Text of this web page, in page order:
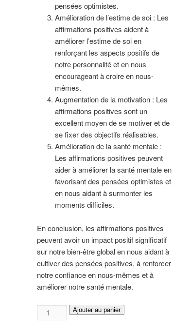
pensées optimistes.
Amélioration de l’estime de soi : Les
affirmations positives aident à
améliorer l’estime de soi en
renforçant les aspects positifs de
notre personnalité et en nous
encourageant à croire en nous-
mêmes.
Augmentation de la motivation : Les
affirmations positives sont un
excellent moyen de se motiver et de
se fixer des objectifs réalisables.
Amélioration de la santé mentale :
Les affirmations positives peuvent
aider à améliorer la santé mentale en
favorisant des pensées optimistes et
en nous aidant à surmonter les
moments difficiles.
En conclusion, les affirmations positives
peuvent avoir un impact positif significatif
sur notre bien-être global en nous aidant à
cultiver des pensées positives, à renforcer
notre confiance en nous-mêmes et à
améliorer notre santé mentale.
quantité
de
Ajouter au panier